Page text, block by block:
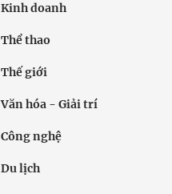
Kinh doanh
Thể thao
Thế giới
Văn hóa - Giải trí
Công nghệ
Du lịch